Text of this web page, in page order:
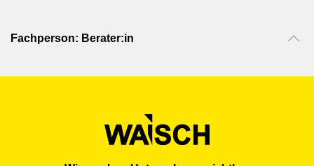
präsentieren.
Fachperson: Berater:in